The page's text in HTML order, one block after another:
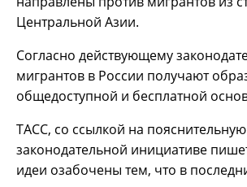
Центральной Азии.
Согласно действующему
мигрантов в России получают
общедоступной и бесплатной
ТАСС, со ссылкой на пояснительную
законодательной инициативе
идеи озабочены тем, что в